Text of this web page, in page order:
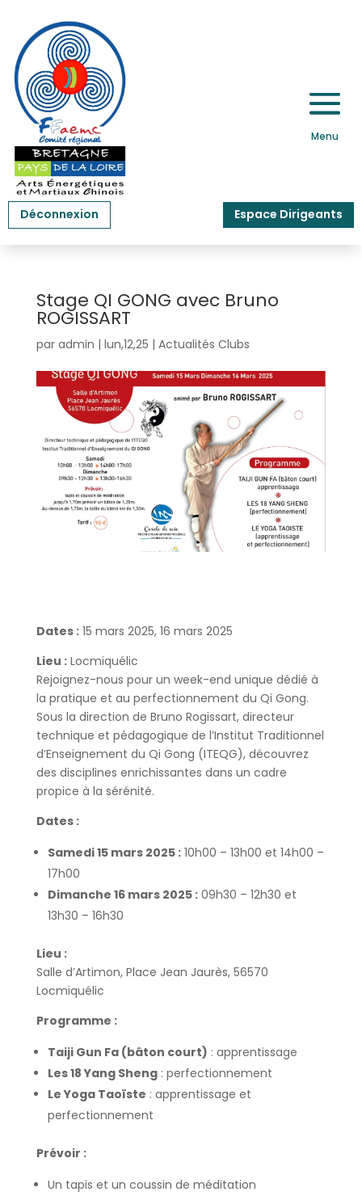
Déconnexion Espace Dirigeants
Stage QI GONG avec Bruno
ROGISSART
par admin | lun,12,25 | Actualités Clubs
Dates : 15 mars 2025, 16 mars 2025
Lieu : Locmiquélic
Rejoignez-nous pour un week-end unique dédié à
la pratique et au perfectionnement du Qi Gong.
Sous la direction de Bruno Rogissart, directeur
technique et pédagogique de l’Institut Traditionnel
d’Enseignement du Qi Gong (ITEQG), découvrez
des disciplines enrichissantes dans un cadre
propice à la sérénité.
Dates :
Samedi 15 mars 2025 :10h00 – 13h00 et 14h00 –
17h00
Dimanche 16 mars 2025 :09h30 – 12h30 et
13h30 – 16h30
Lieu :
Salle d’Artimon, Place Jean Jaurès, 56570
Locmiquélic
Programme :
Taiji Gun Fa (bâton court) : apprentissage
Les 18 Yang Sheng: perfectionnement
Le Yoga Taoïste : apprentissage et
perfectionnement
Prévoir :
Un tapis et un coussin de méditation